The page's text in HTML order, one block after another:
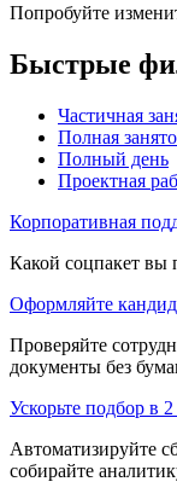
Попробуйте
Быстрые
Частичная
Полная
Полный день
Проектная
Корпоративная
Какой соцпакет вы
Оформляйте
Проверяйте
документы без
Ускорьте подбор в
Автоматизируйте
собирайте